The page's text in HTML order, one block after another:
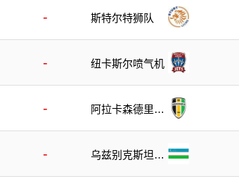
- 斯特尔特狮队
- 纽卡斯尔喷气机
-
阿拉卡森德里亚
-
乌兹别克斯坦女